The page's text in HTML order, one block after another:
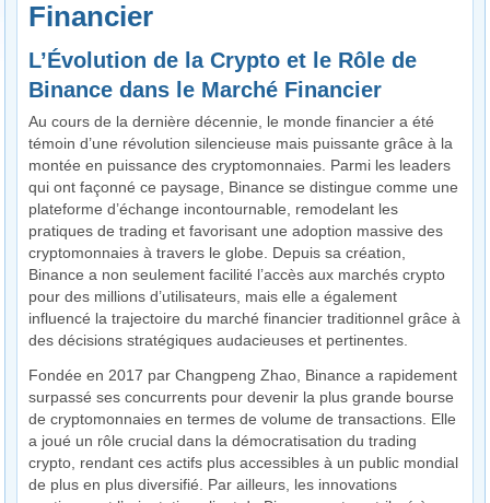
Financier
L’Évolution de la Crypto et le Rôle de
Binance dans le Marché Financier
Au cours de la dernière décennie, le monde financier a été
témoin d’une révolution silencieuse mais puissante grâce à la
montée en puissance des cryptomonnaies. Parmi les leaders
qui ont façonné ce paysage, Binance se distingue comme une
plateforme d’échange incontournable, remodelant les
pratiques de trading et favorisant une adoption massive des
cryptomonnaies à travers le globe. Depuis sa création,
Binance a non seulement facilité l’accès aux marchés crypto
pour des millions d’utilisateurs, mais elle a également
influencé la trajectoire du marché financier traditionnel grâce à
des décisions stratégiques audacieuses et pertinentes.
Fondée en 2017 par Changpeng Zhao, Binance a rapidement
surpassé ses concurrents pour devenir la plus grande bourse
de cryptomonnaies en termes de volume de transactions. Elle
a joué un rôle crucial dans la démocratisation du trading
crypto, rendant ces actifs plus accessibles à un public mondial
de plus en plus diversifié. Par ailleurs, les innovations